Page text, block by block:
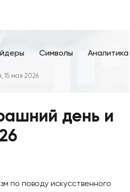
Символы Аналитика
15 мая 2026
день и
по поводу искусственного